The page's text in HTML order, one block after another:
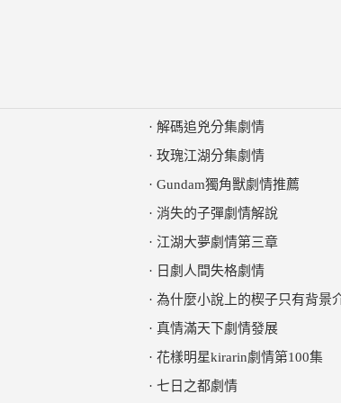
· 解碼追兇分集劇情
· 玫瑰江湖分集劇情
· Gundam獨角獸劇情推薦
· 消失的子彈劇情解說
· 江湖大夢劇情第三章
· 日劇人間失格劇情
· 為什麼小說上的楔子只有背景
· 真情滿天下劇情發展
· 花樣明星kirarin劇情第100集
· 七日之都劇情